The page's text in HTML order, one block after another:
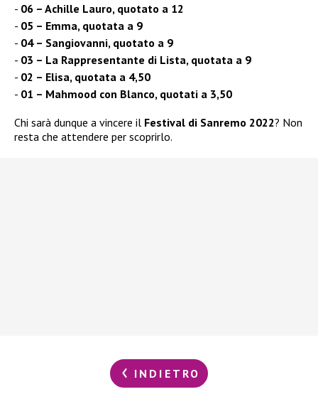
06 – Achille Lauro, quotato a 12
05 – Emma, quotata a 9
04 – Sangiovanni, quotato a 9
03 – La Rappresentante di Lista, quotata a 9
02 – Elisa, quotata a 4,50
01 – Mahmood con Blanco, quotati a 3,50
Chi sarà dunque a vincere il Festival di Sanremo 2022? Non
resta che attendere per scoprirlo.
INDIETRO